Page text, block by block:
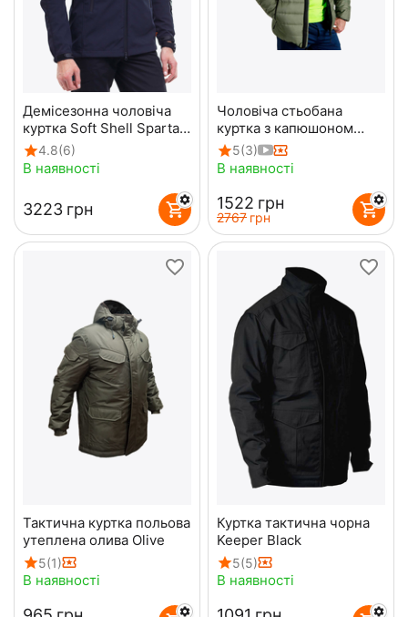
Демісезонна чоловіча
куртка Soft Shell Spartan
Navy
4.8(6)
В наявності
‍3223‍ грн
Чоловіча стьобана
куртка з капюшоном
Maximus Olive
5(3)
В наявності
‍1522‍ грн
‍2767‍ грн
Тактична куртка польова
утеплена олива Olive
5(1)
В наявності
Куртка тактична чорна
Keeper Black
5(5)
В наявності